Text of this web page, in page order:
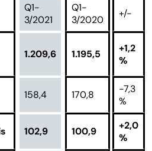
Q1-
3/2021
Q1-
3/2020
+/-
1.209,6 1.195,5
+1,2
%
158,4 170,8
-7,3
%
102,9 100,9
+2,0
%